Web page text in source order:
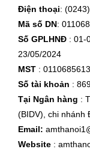
Điện thoại:
Mã số DN:
Số GPLHNĐ : 01-
23/05/2024
MST : 0110685613
Số tài khoản :
Tại Ngân hàng :
(BIDV), chi nhánh
Email:
Website :